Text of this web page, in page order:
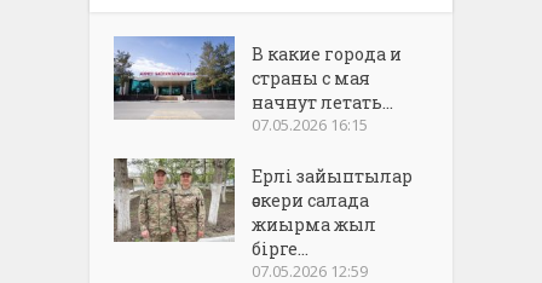
В какие города и
страны с мая
начнут летать...
07.05.2026 16:15
Ерлі зайыптылар
әскери салада
жиырма жыл
бірге...
07.05.2026 12:59